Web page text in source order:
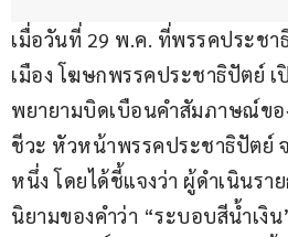
เมื่อวันที่ 29 พ.ค. ที่พรรคประช
เมือง โฆษกพรรคประชาธิปัตย์
พยายามบิดเบือนคำสัมภาษณ์ขอ
ชีวะ หัวหน้าพรรคประชาธิปัตย์
หนึ่ง โดยได้ชี้แจงว่า ผู้ดำเนินรา
นิยามของคำว่า “ระบอบสีน้ำเงิ